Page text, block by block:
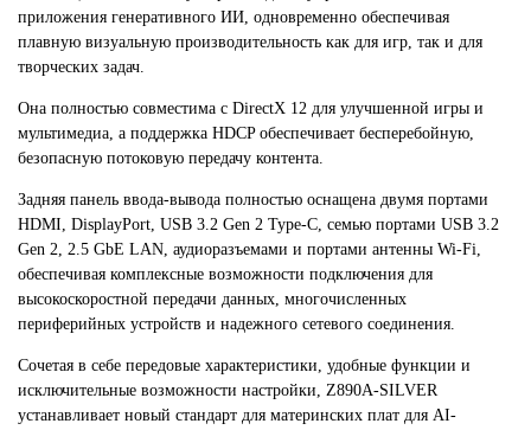
приложения генеративного ИИ, одновременно обеспечивая
плавную визуальную производительность как для игр, так и для
творческих задач.
Она полностью совместима с DirectX 12 для улучшенной игры и
мультимедиа, а поддержка HDCP обеспечивает бесперебойную,
безопасную потоковую передачу контента.
Задняя панель ввода-вывода полностью оснащена двумя портами
HDMI, DisplayPort, USB 3.2 Gen 2 Type-C, семью портами USB 3.2
Gen 2, 2.5 GbE LAN, аудиоразъемами и портами антенны Wi-Fi,
обеспечивая комплексные возможности подключения для
высокоскоростной передачи данных, многочисленных
периферийных устройств и надежного сетевого соединения.
Сочетая в себе передовые характеристики, удобные функции и
исключительные возможности настройки, Z890A-SILVER
устанавливает новый стандарт для материнских плат для AI-